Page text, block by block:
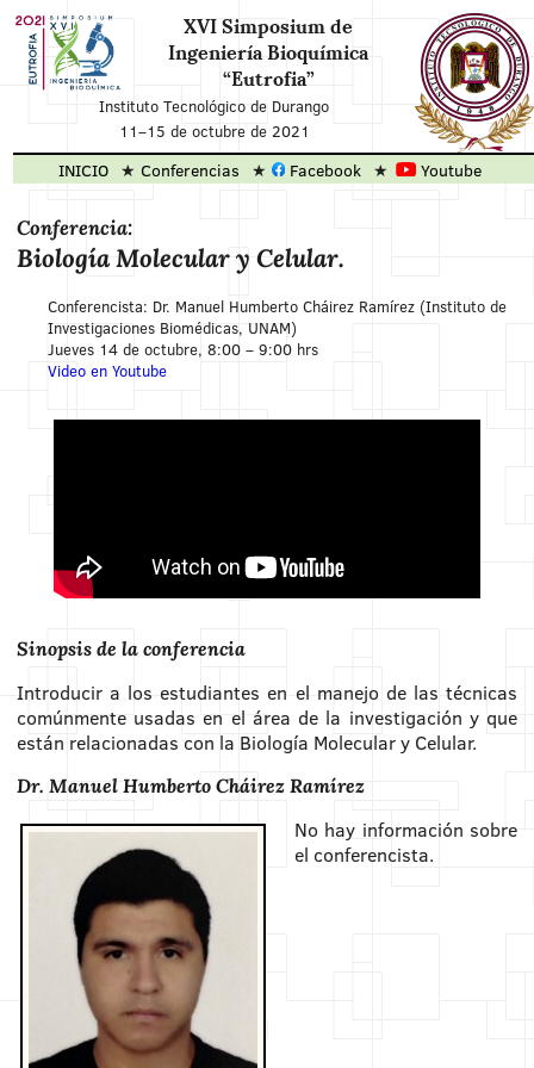
XVI Simposium de
Ingeniería Bioquímica
“Eutrofia”
Instituto Tecnológico de Durango
11–15 de octubre de 2021
INICIO Conferencias Facebook Youtube
Conferencia:
Biología Molecular y Celular.
Conferencista: Dr. Manuel Humberto Cháirez Ramírez (Instituto de
Investigaciones Biomédicas, UNAM)
Jueves 14 de octubre, 8:00 – 9:00 hrs
Video en Youtube
Sinopsis de la conferencia
Introducir a los estudiantes en el manejo de las técnicas
comúnmente usadas en el área de la investigación y que
están relacionadas con la Biología Molecular y Celular.
Dr. Manuel Humberto Cháirez Ramírez
No hay información sobre
el conferencista.